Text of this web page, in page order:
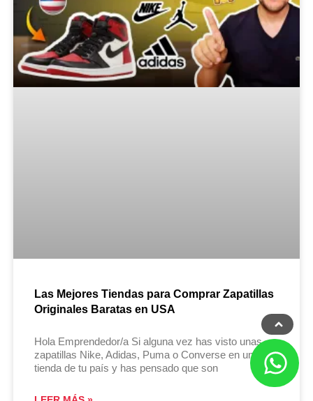
Las Mejores Tiendas para Comprar Zapatillas
Originales Baratas en USA
Hola Emprendedor/a Si alguna vez has visto unas
zapatillas Nike, Adidas, Puma o Converse en una
tienda de tu país y has pensado que son